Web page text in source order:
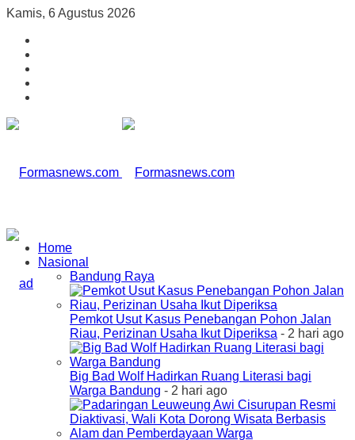
Kamis, 6 Agustus 2026
Home
Nasional
Bandung Raya
Pemkot Usut Kasus Penebangan Pohon Jalan
Riau, Perizinan Usaha Ikut Diperiksa - 2 hari ago
Big Bad Wolf Hadirkan Ruang Literasi bagi
Warga Bandung - 2 hari ago